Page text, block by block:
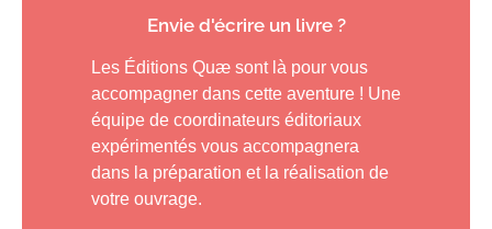
Envie d'écrire un livre ?
Les Éditions Quæ sont là pour vous
accompagner dans cette aventure ! Une
équipe de coordinateurs éditoriaux
expérimentés vous accompagnera
dans la préparation et la réalisation de
votre ouvrage.